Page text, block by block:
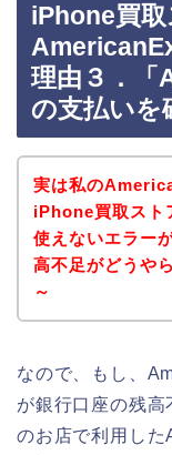
iPhone買
理由３．「
の支払いを
実は私の
iPhone買取スト
使えないエラー
高不足がどうや
～
なので、もし、
が銀行口座の残
のお店で利用し